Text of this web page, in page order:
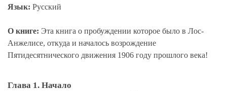
Язык: Русский
О книге: Эта книга о пробуждении которое было в Лос-
Анжелисе, откуда и началось возрождение
Пятидесятнического движения 1906 году прошлого века!
Глава 1. Начало